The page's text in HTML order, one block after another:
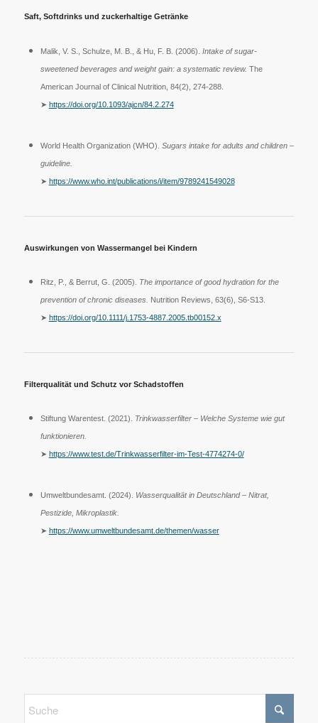
Saft, Softdrinks und zuckerhaltige Getränke
Malik, V. S., Schulze, M. B., & Hu, F. B. (2006). Intake of sugar-
sweetened beverages and weight gain: a systematic review. The
American Journal of Clinical Nutrition, 84(2), 274-288.
➤ https://doi.org/10.1093/ajcn/84.2.274
World Health Organization (WHO). Sugars intake for adults and children –
guideline.
➤ https://www.who.int/publications/i/item/9789241549028
Auswirkungen von Wassermangel bei Kindern
Ritz, P., & Berrut, G. (2005). The importance of good hydration for the
prevention of chronic diseases. Nutrition Reviews, 63(6), S6-S13.
➤ https://doi.org/10.1111/j.1753-4887.2005.tb00152.x
Filterqualität und Schutz vor Schadstoffen
Stiftung Warentest. (2021). Trinkwasserfilter – Welche Systeme wie gut
funktionieren.
➤ https://www.test.de/Trinkwasserfilter-im-Test-4774274-0/
Umweltbundesamt. (2024). Wasserqualität in Deutschland – Nitrat,
Pestizide, Mikroplastik.
➤ https://www.umweltbundesamt.de/themen/wasser